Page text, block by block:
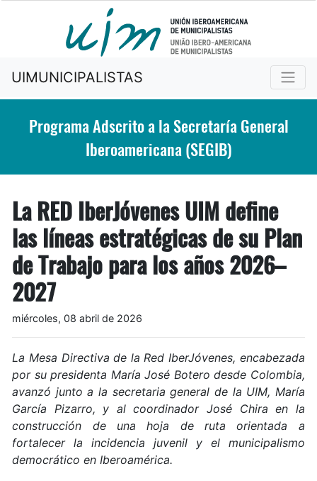
UIMUNICIPALISTAS
Programa Adscrito a la Secretaría General
Iberoamericana (SEGIB)
La RED IberJóvenes UIM define
las líneas estratégicas de su Plan
de Trabajo para los años 2026–
2027
miércoles, 08 abril de 2026
La Mesa Directiva de la Red IberJóvenes, encabezada
por su presidenta María José Botero desde Colombia,
avanzó junto a la secretaria general de la UIM, María
García Pizarro, y al coordinador José Chira en la
construcción de una hoja de ruta orientada a
fortalecer la incidencia juvenil y el municipalismo
democrático en Iberoamérica.